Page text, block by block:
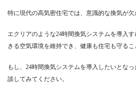
特に現代の高気密住宅では、意識的な換気が欠
エクリアのような24時間換気システムを導入
きる空気環境を維持でき、健康も住宅も守るこ
もし、24時間換気システムを導入したいとな
談してみてください。